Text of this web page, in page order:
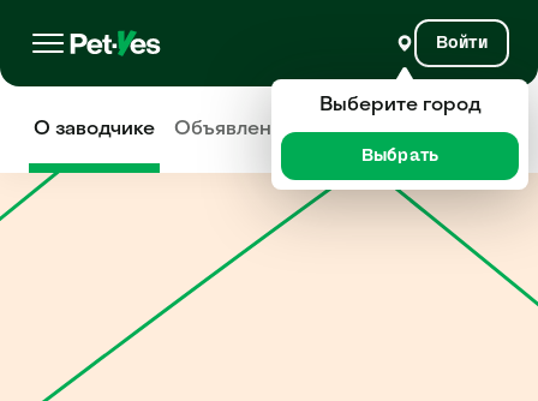
Войти
О заводчике Объявления Отзывы
Выберите город
Выбрать